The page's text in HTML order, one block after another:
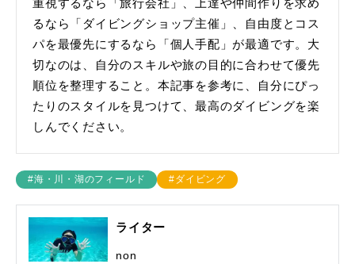
重視するなら「旅行会社」、上達や仲間作りを求め
るなら「ダイビングショップ主催」、自由度とコス
パを最優先にするなら「個人手配」が最適です。大
切なのは、自分のスキルや旅の目的に合わせて優先
順位を整理すること。本記事を参考に、自分にぴっ
たりのスタイルを見つけて、最高のダイビングを楽
しんでください。
#海・川・湖のフィールド #ダイビング
ライター
non